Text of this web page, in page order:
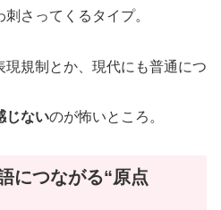
さってくるタイプ。
規制とか、現代にも普通につ
じないのが怖いところ。
につながる“原点